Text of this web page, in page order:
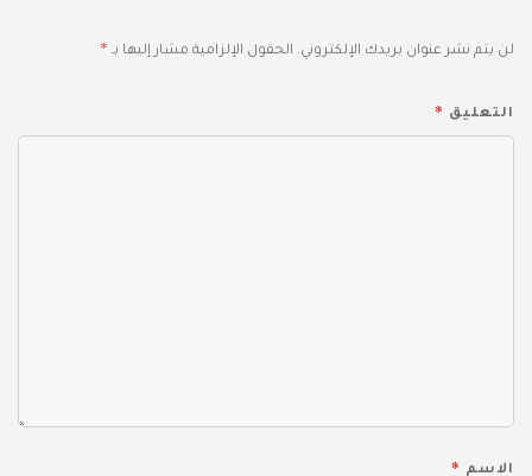
لن يتم نشر عنوان بريدك الإلكتروني. الحقول الإلزامية مشار إليها بـ *
التعليق *
الاسم *